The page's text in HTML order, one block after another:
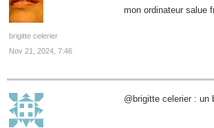
brigitte celerier
Nov 21, 2024, 7:46
mon ordinateur salue
@brigitte celerier :